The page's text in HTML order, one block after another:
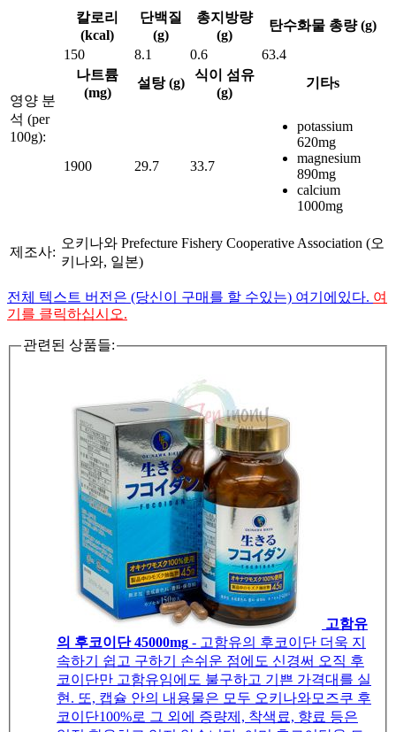
영양 분
석 (per
100g):
칼로리
(kcal)
단백질
(g)
총지방량
(g)
탄수화물 총량 (g)
150
8.1 0.6
63.4
나트륨
(mg)
설탕 (g)
식이 섬유
(g)
기타s
1900 29.7 33.7
potassium
620mg
magnesium
890mg
calcium
1000mg
제조사:
오키나와 Prefecture Fishery Cooperative Association (오
키나와, 일본)
전체 텍스트 버전은 (당신이 구매를 할 수있는) 여기에있다. 여
기를 클릭하십시오.
관련된 상품들:
고함유
의 후코이단 45000mg - 고함유의 후코이단 더욱 지
속하기 쉽고 구하기 손쉬운 점에도 신경써 오직 후
코이단만 고함유임에도 불구하고 기쁜 가격대를 실
현. 또, 캡슐 안의 내용물은 모두 오키나와모즈쿠 후
코이단100%로 그 외에 증량제, 착색료, 향료 등은